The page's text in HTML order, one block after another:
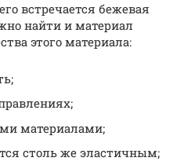
встречается бежевая
найти и материал
этого материала:
материалами;
столь же эластичным;